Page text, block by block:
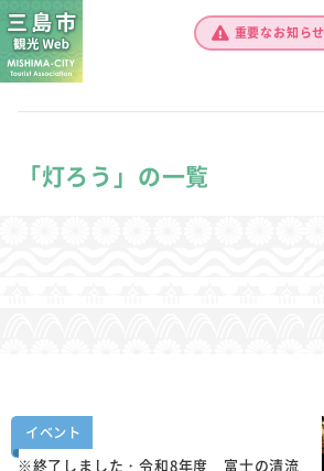
重要なお知らせ
「灯ろう」の一覧
イベント
※終了しました・令和8年度 富士の清流